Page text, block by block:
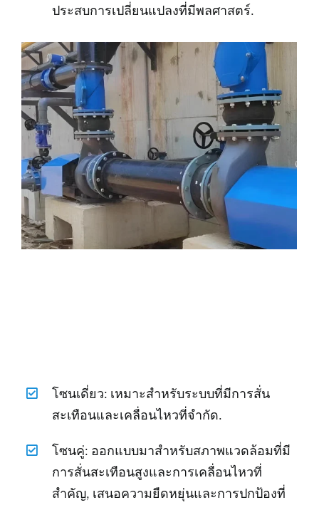
ประสบการเปลี่ยนแปลงที่มีพลศาสตร์.
โซนเดี่ยว: เหมาะสำหรับระบบที่มีการสั่น
สะเทือนและเคลื่อนไหวที่จำกัด.
โซนคู่: ออกแบบมาสำหรับสภาพแวดล้อมที่มี
การสั่นสะเทือนสูงและการเคลื่อนไหวที่
สำคัญ, เสนอความยืดหยุ่นและการปกป้องที่